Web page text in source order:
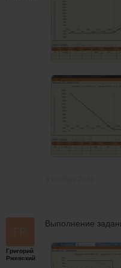
Григорий
Ржевский
Выполнение